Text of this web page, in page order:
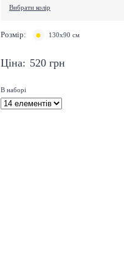
Вибрати колір
Розмір: 130х90 см
Ціна: 520 грн
В наборі